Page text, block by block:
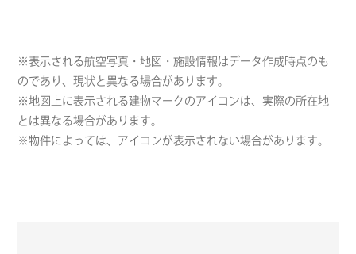
※表示される航空写真・地図・施設情報はデータ作成時点のも
のであり、現状と異なる場合があります。
※地図上に表示される建物マークのアイコンは、実際の所在地
とは異なる場合があります。
※物件によっては、アイコンが表示されない場合があります。